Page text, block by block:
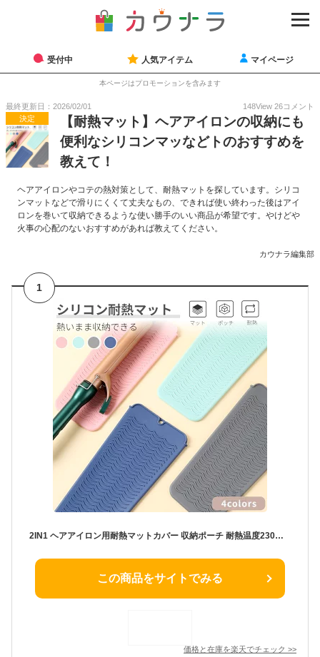
受付中 人気アイテム マイページ
本ページはプロモーションを含みます
最終更新日：2026/02/01 148View 26コメント
決定
【耐熱マット】ヘアアイロンの収納にも
便利なシリコンマッなどトのおすすめを
教えて！
ヘアアイロンやコテの熱対策として、耐熱マットを探しています。シリコ
ンマットなどで滑りにくくて丈夫なもの、できれば使い終わった後はアイ
ロンを巻いて収納できるような使い勝手のいい商品が希望です。やけどや
火事の心配のないおすすめがあれば教えてください。
カウナラ編集部
1
2IN1 ヘアアイロン用耐熱マットカバー 収納ポーチ 耐熱温度230℃ 耐熱収納ケース 耐熱生地 ヘアアイロンを熱いまま収納できるポーチ 耐熱シリコンマット バッグを焦げから守り 滑り止め 旅行 トラベルポーチ ネコポス送料無料！[ra51311]
この商品をサイトでみる
価格と在庫を楽天でチェック >>